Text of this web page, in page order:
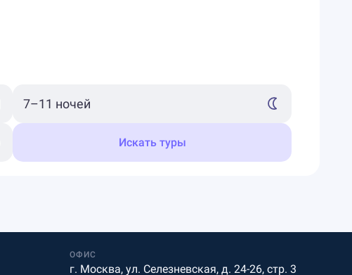
Искать туры
ОФИС
г. Москва, ул. Селезневская, д. 24-26, стр. 3